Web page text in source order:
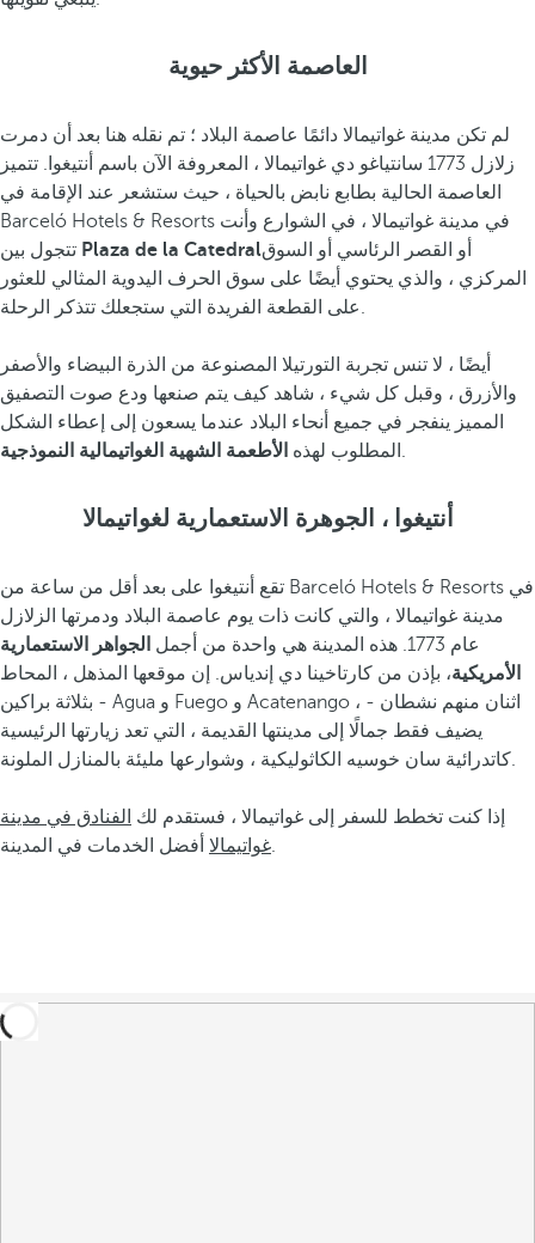
العاصمة الأكثر حيوية
لم تكن مدينة غواتيمالا دائمًا عاصمة البلاد ؛ تم نقله هنا بعد أن دمرت
زلازل 1773 سانتياغو دي غواتيمالا ، المعروفة الآن باسم أنتيغوا. تتميز
العاصمة الحالية بطابع نابض بالحياة ، حيث ستشعر عند الإقامة في
Barceló Hotels & Resorts في مدينة غواتيمالا ، في الشوارع وأنت
Plaza de la Catedralأو القصر الرئاسي أو السوق
المركزي ، والذي يحتوي أيضًا على سوق الحرف اليدوية المثالي للعثور
على القطعة الفريدة التي ستجعلك تتذكر الرحلة.
أيضًا ، لا تنس تجربة التورتيلا المصنوعة من الذرة البيضاء والأصفر
والأزرق ، وقبل كل شيء ، شاهد كيف يتم صنعها ودع صوت التصفيق
المميز ينفجر في جميع أنحاء البلاد عندما يسعون إلى إعطاء الشكل
المطلوب لهذه الأطعمة الشهية الغواتيمالية النموذجية .
أنتيغوا ، الجوهرة الاستعمارية لغواتيمالا
تقع أنتيغوا على بعد أقل من ساعة من Barceló Hotels & Resorts في
مدينة غواتيمالا ، والتي كانت ذات يوم عاصمة البلاد ودمرتها الزلازل
عام 1773. هذه المدينة هي واحدة من أجمل
الجواهر الاستعمارية
الأمريكية، بإذن من كارتاخينا دي إندياس. إن موقعها المذهل ، المحاط
بثلاثة براكين - Agua و Fuego و Acatenango ، اثنان منهم نشطان -
يضيف فقط جمالًا إلى مدينتها القديمة ، التي تعد زيارتها الرئيسية
كاتدرائية سان خوسيه الكاثوليكية ، وشوارعها مليئة بالمنازل الملونة.
إذا كنت تخطط للسفر إلى غواتيمالا ، فستقدم لك الفنادق في مدينة
غواتيمالاأفضل الخدمات في المدينة.